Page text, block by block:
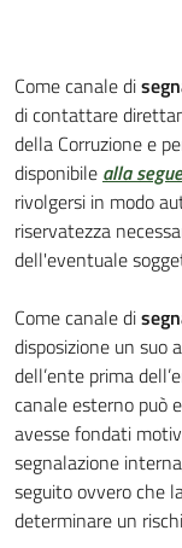
Come canale di
di contattare
della Corruzione e
disponibile alla
rivolgersi in modo
riservatezza
dell'eventuale
Come canale di
disposizione un suo
dell’ente prima
canale esterno può
avesse fondati
segnalazione
seguito ovvero che
determinare un